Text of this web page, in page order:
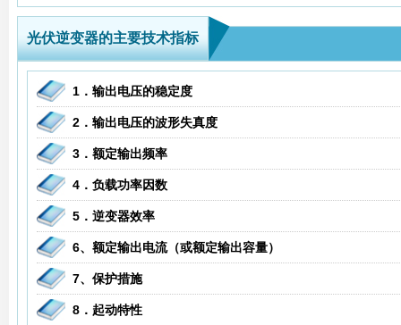
光伏逆变器的主要技术指标
1．输出电压的稳定度
2．输出电压的波形失真度
3．额定输出频率
4．负载功率因数
5．逆变器效率
6、额定输出电流（或额定输出容量）
7、保护措施
8．起动特性